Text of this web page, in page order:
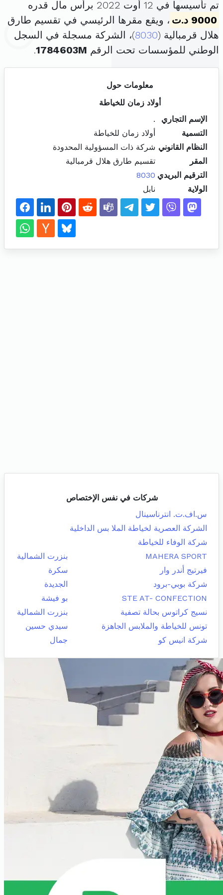
تم تأسيسها في 12 أوت 2022 برأس مال قدره
9000 د.ت
، ويقع مقرها الرئيسي في تقسيم طارق
هلال قرمبالية (8030)، الشركة مسجلة في السجل
الوطني للمؤسسات تحت الرقم 1784603M
.
معلومات حول
أولاد زمان للخياطة
الإسم التجاري
.
التسمية
أولاد زمان للخياطة
النظام القانوني شركة ذات المسؤولية المحدودة
المقر
تقسيم طارق هلال قرمبالية
الترقيم البريدي 8030
الولاية
نابل
شركات في نفس الإختصاص
س.اف.ت. انترناسينال
الشركة العصرية لخياطة الملا بس الداخلية
شركة الوفاء للخياطة
MAHERA SPORT
بنزرت الشمالية
فيرتيج أندر وار
سكرة
شركة بوبي-برود
الجديدة
STE AT- CONFECTION
بو فيشة
نسيج كراتوس بحالة تصفية
بنزرت الشمالية
تونس للخياطة والملابس الجاهزة
سيدي حسين
شركة انيس كو
جمال